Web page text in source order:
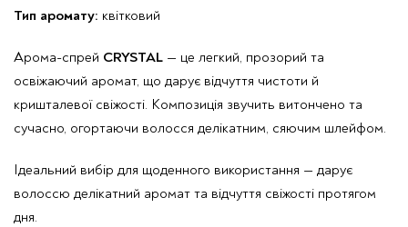
Тип аромату: квітковий
Арома-спрей CRYSTAL — це легкий, прозорий та
освіжаючий аромат, що дарує відчуття чистоти й
кришталевої свіжості. Композиція звучить витончено та
сучасно, огортаючи волосся делікатним, сяючим шлейфом.
Ідеальний вибір для щоденного використання — дарує
волоссю делікатний аромат та відчуття свіжості протягом
дня.